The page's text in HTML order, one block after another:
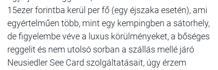
15ezer forintba kerül per fő (egy éjszaka esetén), ami
egyértelműen több, mint egy kempingben a sátorhely,
de figyelembe véve a luxus körülményeket, a bőséges
reggelit és nem utolsó sorban a szállás mellé járó
Neusiedler See Card szolgáltatásait, úgy érzem